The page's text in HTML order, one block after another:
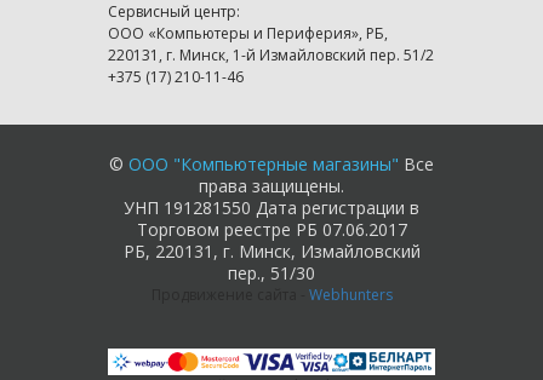
Сервисный центр:
ООО «Компьютеры и Периферия», РБ,
220131, г. Минск, 1-й Измайловский пер. 51/2
+375 (17) 210-11-46
© ООО "Компьютерные магазины" Все
права защищены.
УНП 191281550 Дата регистрации в
Торговом реестре РБ 07.06.2017
РБ, 220131, г. Минск, Измайловский
пер., 51/30
Webhunters